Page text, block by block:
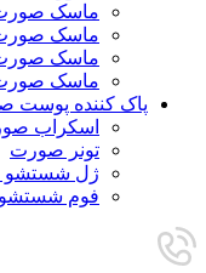
ماسک
ماسک
ماسک
ماسک
پاک کننده پوست
اسکراب
تونر صورت
ژل
فوم